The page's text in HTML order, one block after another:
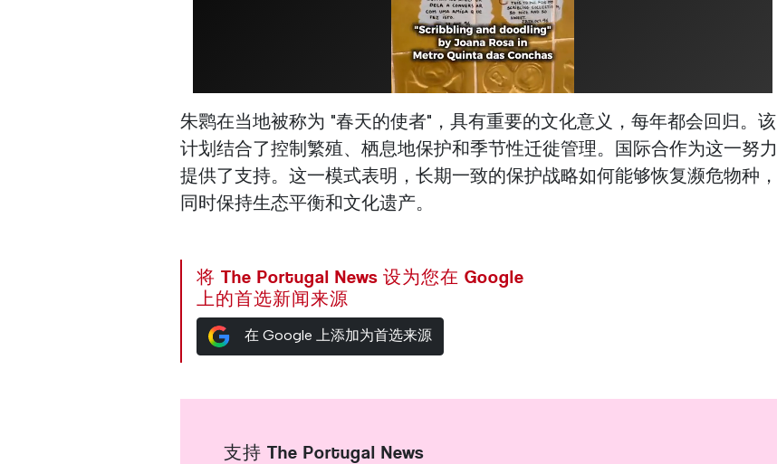
朱鹮在当地被称为 "春天的使者"，具有重要的文化意义，每年都会回归。该
计划结合了控制繁殖、栖息地保护和季节性迁徙管理。国际合作为这一努力
提供了支持。这一模式表明，长期一致的保护战略如何能够恢复濒危物种，
同时保持生态平衡和文化遗产。
将 The Portugal News 设为您在 Google
上的首选新闻来源
在 Google 上添加为首选来源
支持 The Portugal News